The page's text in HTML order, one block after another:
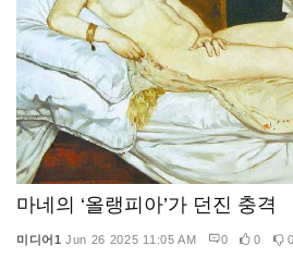
마네의 ‘올랭피아’가 던진 충격
미디어1 Jun 26 2025 11:05 AM 0 0 0